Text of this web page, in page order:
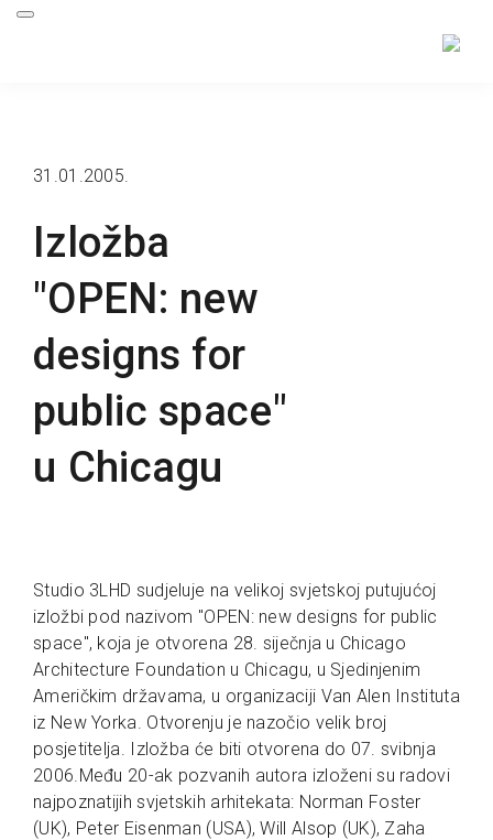
Izložba
"OPEN: new
designs for
public space"
u Chicagu
31.01.2005.
Studio 3LHD sudjeluje na velikoj svjetskoj putujućoj
izložbi pod nazivom "OPEN: new designs for public
space", koja je otvorena 28. siječnja u Chicago
Architecture Foundation u Chicagu, u Sjedinjenim
Američkim državama, u organizaciji Van Alen Instituta
iz New Yorka. Otvorenju je nazočio velik broj
posjetitelja. Izložba će biti otvorena do 07. svibnja
2006.Među 20-ak pozvanih autora izloženi su radovi
najpoznatijih svjetskih arhitekata: Norman Foster
(UK), Peter Eisenman (USA), Will Alsop (UK), Zaha